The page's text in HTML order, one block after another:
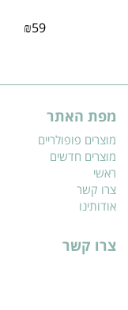
₪59
מפת האתר
מוצרים פופולריים
מוצרים חדשים
ראשי
צרו קשר
אודותינו
צרו קשר